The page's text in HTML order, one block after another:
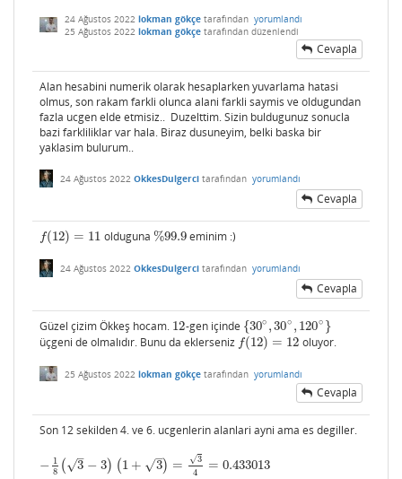
24 Ağustos 2022 lokman gökçe tarafından yorumlandı
25 Ağustos 2022 lokman gökçe tarafından düzenlendi
Cevapla
Alan hesabini numerik olarak hesaplarken yuvarlama hatasi
olmus, son rakam farkli olunca alani farkli saymis ve oldugundan
fazla ucgen elde etmisiz.. Duzelttim. Sizin buldugunuz sonucla
bazi farkliliklar var hala. Biraz dusuneyim, belki baska bir
yaklasim bulurum..
24 Ağustos 2022 OkkesDulgerci tarafından yorumlandı
Cevapla
f(12) = 11
f(12)= 11 olduguna %99.9
%99.9eminim :)
24 Ağustos 2022 OkkesDulgerci tarafından yorumlandı
Cevapla
Güzel çizim Ökkeş hocam. 12
12-gen içinde {30∘ ,30∘ , 120∘ }
{30∘,30∘,120∘}
üçgeni de olmalıdır. Bunu da eklerseniz f(12) = 12
f(12)= 12 oluyor.
25 Ağustos 2022 lokman gökçe tarafından yorumlandı
Cevapla
Son 12 sekilden 4. ve 6. ucgenlerin alanlari ayni ama es degiller.
− 1
8 ( 3
–
√ − 3) (1 + 3
–
√ ) = 3
√
4
= 0.433013
−18 3−3) 1+ 3)= 34 =0.433013